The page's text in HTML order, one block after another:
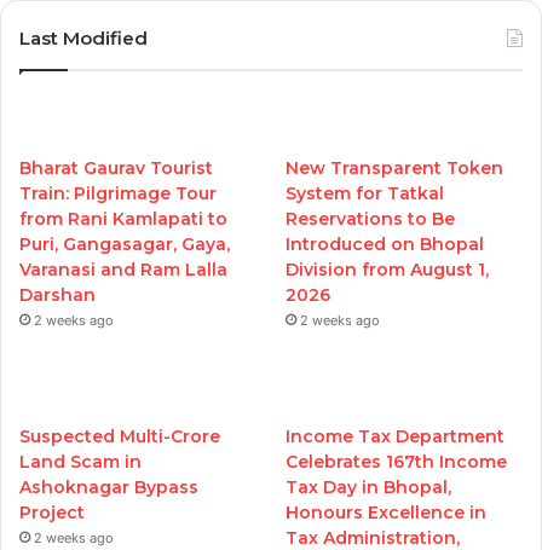
Last Modified
Bharat Gaurav Tourist
Train: Pilgrimage Tour
from Rani Kamlapati to
Puri, Gangasagar, Gaya,
Varanasi and Ram Lalla
Darshan
2 weeks ago
New Transparent Token
System for Tatkal
Reservations to Be
Introduced on Bhopal
Division from August 1,
2026
2 weeks ago
Suspected Multi-Crore
Land Scam in
Ashoknagar Bypass
Project
2 weeks ago
Income Tax Department
Celebrates 167th Income
Tax Day in Bhopal,
Honours Excellence in
Tax Administration,